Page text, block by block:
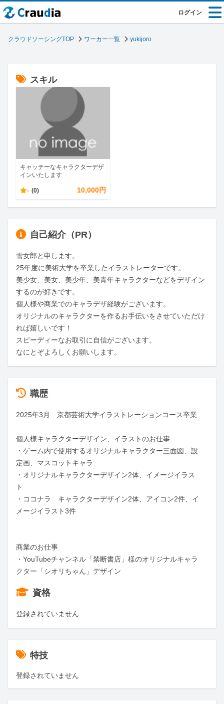
ログイン
クラウドソーシングTOP ワーカー一覧 yukijoro
スキル
キャッチーなキャラクターデザ
インいたします
- (0) 10,000円
自己紹介（PR）
雪女郎と申します。
25年度に美術大学を卒業したイラストレーターです。
美少女、美女、美少年、美青年キャラクターなどをデザイン
するのが好きです。
個人様や商業でのキャラデザ経験がございます。
オリジナルのキャラクターを作るお手伝いをさせていただけ
れば嬉しいです！
スピーディーなお取引に自信がございます。
なにとぞよろしくお願いします。
職歴
2025年3月　京都芸術大学イラストレーションコース卒業
個人様キャラクターデザイン、イラストのお仕事
・ゲーム内で使用するオリジナルキャラクター三面図、設
定画、マスコットキャラ
・オリジナルキャラクターデザイン2体、イメージイラス
ト
・ココナラ　キャラクターデザイン2体、アイコン2件、イ
メージイラスト3件
商業のお仕事
・YouTubeチャンネル「禁断書店」様のオリジナルキャラ
クター「シオリちゃん」デザイン
資格
登録されていません
特技
登録されていません